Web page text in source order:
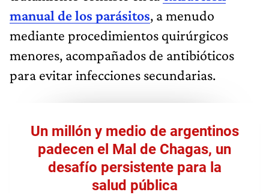
manual de los parásitos, a menudo
mediante procedimientos quirúrgicos
menores, acompañados de antibióticos
para evitar infecciones secundarias.
Un millón y medio de argentinos
padecen el Mal de Chagas, un
desafío persistente para la
salud pública